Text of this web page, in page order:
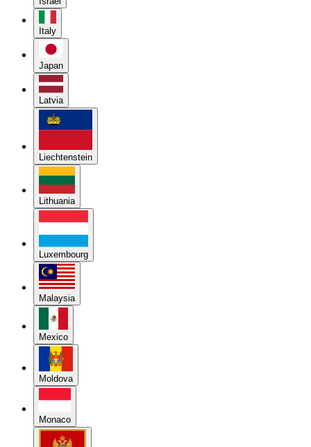
Italy
Japan
Latvia
Liechtenstein
Lithuania
Luxembourg
Malaysia
Mexico
Moldova
Monaco